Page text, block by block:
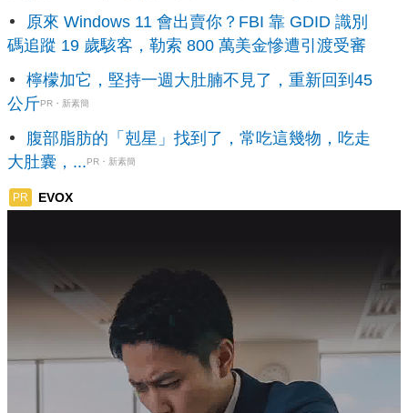
原來 Windows 11 會出賣你？FBI 靠 GDID 識別
碼追蹤 19 歲駭客，勒索 800 萬美金慘遭引渡受審
檸檬加它，堅持一週大肚腩不見了，重新回到45
公斤PR・新素簡
腹部脂肪的「剋星」找到了，常吃這幾物，吃走
大肚囊，...PR・新素簡
PR EVOX